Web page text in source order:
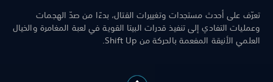
تعرّف على أحدث مستجدات وتغييرات القتال، بدءًا من صدّ الهجمات
وعمليات التفادي إلى تنفيذ قدرات البيتا القوية في لعبة المغامرة والخيال
العلمي الأنيقة المفعمة بالحركة من Shift Up.